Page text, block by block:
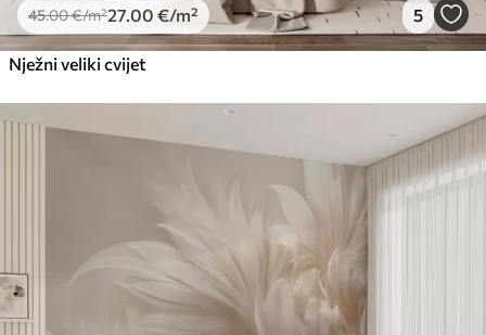
45.00€/m²27 .00 €/m² 5
Nježni veliki cvijet